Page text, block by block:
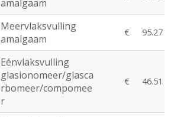
amalgaam
Meervlaksvulling
amalgaam
€ 95.27
Eénvlaksvulling
glasionomeer/glasca
rbomeer/compomee
r
€ 46.51